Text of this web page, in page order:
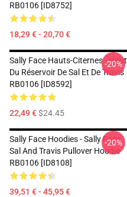
RB0106 [ID8752]
18,29 € - 20,70 €
Sally Face Hauts-Citernes - Haut
Du Réservoir De Sal Et De Travis
RB0106 [ID8592]
22,49 €$24.45
-20%
Sally Face Hoodies - Sally Face
Sal And Travis Pullover Hoodie
RB0106 [ID8108]
39,51 € - 45,95 €
-20%